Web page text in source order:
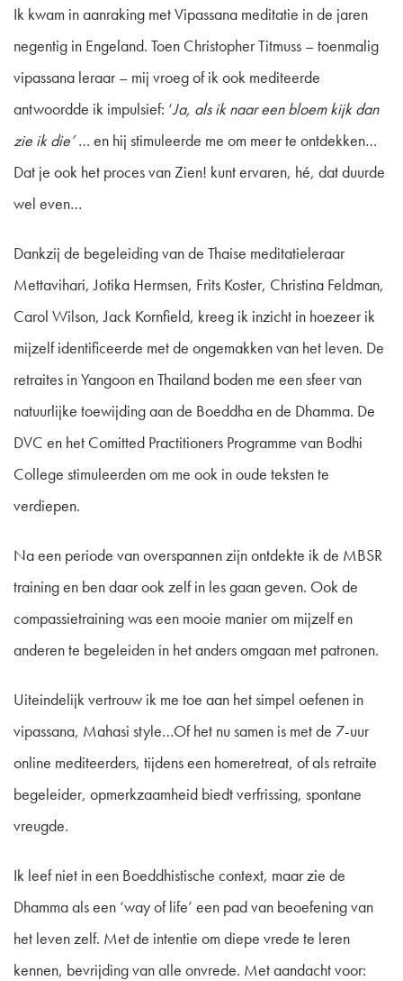
Ik kwam in aanraking met Vipassana meditatie in de jaren
negentig in Engeland. Toen Christopher Titmuss – toenmalig
vipassana leraar – mij vroeg of ik ook mediteerde
antwoordde ik impulsief: ‘Ja, als ik naar een bloem kijk dan
zie ik die’… en hij stimuleerde me om meer te ontdekken…
Dat je ook het proces van Zien! kunt ervaren, hé, dat duurde
wel even…
Dankzij de begeleiding van de Thaise meditatieleraar
Mettavihari, Jotika Hermsen, Frits Koster, Christina Feldman,
Carol Wilson, Jack Kornfield, kreeg ik inzicht in hoezeer ik
mijzelf identificeerde met de ongemakken van het leven. De
retraites in Yangoon en Thailand boden me een sfeer van
natuurlijke toewijding aan de Boeddha en de Dhamma. De
DVC en het Comitted Practitioners Programme van Bodhi
College stimuleerden om me ook in oude teksten te
verdiepen.
Na een periode van overspannen zijn ontdekte ik de MBSR
training en ben daar ook zelf in les gaan geven. Ook de
compassietraining was een mooie manier om mijzelf en
anderen te begeleiden in het anders omgaan met patronen.
Uiteindelijk vertrouw ik me toe aan het simpel oefenen in
vipassana, Mahasi style…Of het nu samen is met de 7-uur
online mediteerders, tijdens een homeretreat, of als retraite
begeleider, opmerkzaamheid biedt verfrissing, spontane
vreugde.
Ik leef niet in een Boeddhistische context, maar zie de
Dhamma als een ‘way of life’ een pad van beoefening van
het leven zelf. Met de intentie om diepe vrede te leren
kennen, bevrijding van alle onvrede. Met aandacht voor: